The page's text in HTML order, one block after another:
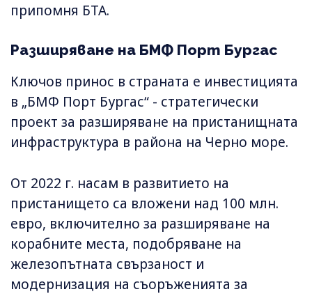
припомня БТА.
Разширяване на БМФ Порт Бургас
Ключов принос в страната е инвестицията
в „БМФ Порт Бургас“ - стратегически
проект за разширяване на пристанищната
инфраструктура в района на Черно море.
От 2022 г. насам в развитието на
пристанището са вложени над 100 млн.
евро, включително за разширяване на
корабните места, подобряване на
железопътната свързаност и
модернизация на съоръженията за